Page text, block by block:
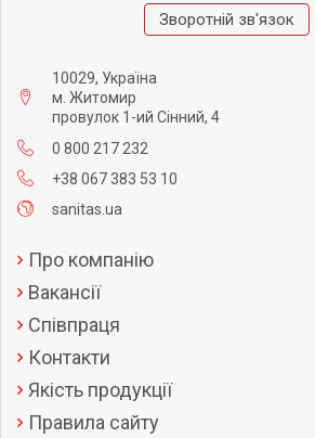
Зворотній зв'язок
10029, Україна
м. Житомир
провулок 1-ий Сінний, 4
0 800 217 232
+38 067 383 53 10
sanitas.ua
Про компанію
Вакансії
Співпраця
Контакти
Якість продукції
Правила сайту